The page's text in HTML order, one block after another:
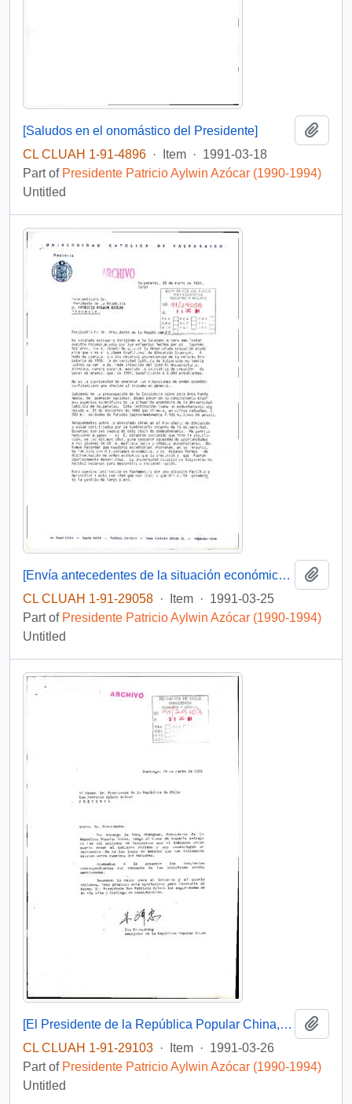
[Saludos en el onomástico del Presidente]
CL CLUAH 1-91-4896 · Item · 1991-03-18
Part of Presidente Patricio Aylwin Azócar (1990-1994)
Untitled
[Envía antecedentes de la situación económica de la Universidad Católica de Valparaíso]
CL CLUAH 1-91-29058 · Item · 1991-03-25
Part of Presidente Patricio Aylwin Azócar (1990-1994)
Untitled
[El Presidente de la República Popular China, hace entrega de mil unidades de bicicletas]
CL CLUAH 1-91-29103 · Item · 1991-03-26
Part of Presidente Patricio Aylwin Azócar (1990-1994)
Untitled